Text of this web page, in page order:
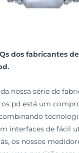
dos fabricantes
nossa série de
pd está um
interfaces de fácil
os nossos